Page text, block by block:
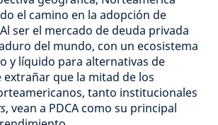
el camino en la adopción de
ser el mercado de deuda privada
del mundo, con un ecosistema
y líquido para alternativas de
extrañar que la mitad de los
tanto institucionales
, vean a PDCA como su principal